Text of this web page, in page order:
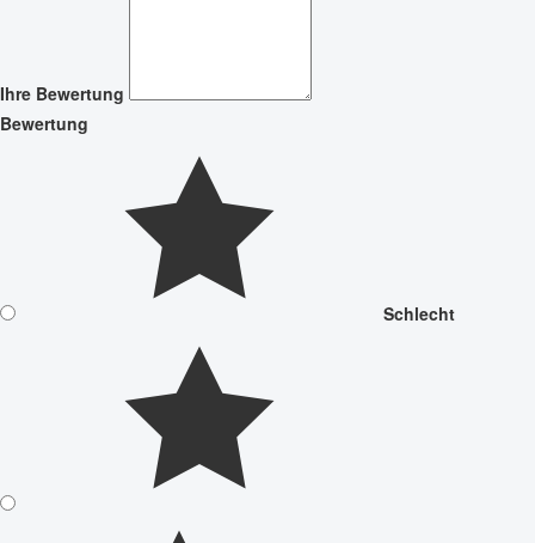
Ihre Bewertung
Bewertung
Schlecht